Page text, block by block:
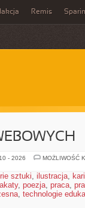
Remis
- 2026
MOŻLIWOŚĆ
sztuki, ilustracja,
, poezja, praca,
, technologie